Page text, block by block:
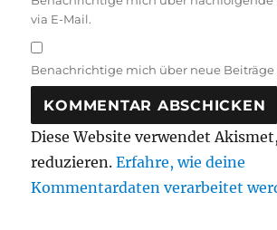
via E-Mail.
Benachrichtige mich über neue Beiträge
Diese Website verwendet
reduzieren.Erfahre, wie deine
Kommentardaten verarbeitet